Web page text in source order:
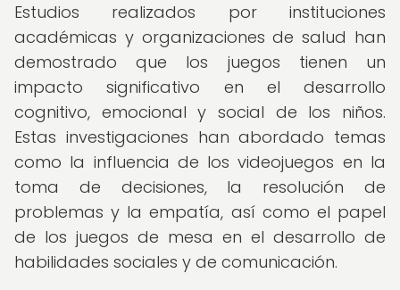
Estudios realizados por instituciones
académicas y organizaciones de salud han
demostrado que los juegos tienen un
impacto significativo en el desarrollo
cognitivo, emocional y social de los niños.
Estas investigaciones han abordado temas
como la influencia de los videojuegos en la
toma de decisiones, la resolución de
problemas y la empatía, así como el papel
de los juegos de mesa en el desarrollo de
habilidades sociales y de comunicación.